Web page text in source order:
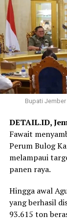
Nusron,
Windayana;
Protokol,
Tematik, Agus
Komunikasi
‎Ketua DPD
mengajak
solidaritas dan
‎”Terima kasih
pertama kita.
besar Partai
‎Selain
Bandar
bakti sosial, di
peluncuran
PRI di seluruh
Reporter:Juan
Bupati
DETAIL.ID,
Fawait
Perum Bulog
melampaui
panen raya.
Hingga awal
yang berhasil
93.615 ton